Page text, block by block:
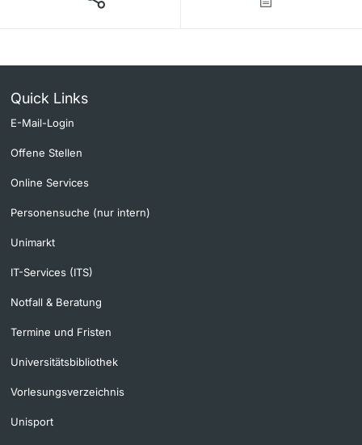
Quick Links
E-Mail-Login
Offene Stellen
Online Services
Personensuche (nur intern)
Unimarkt
IT-Services (ITS)
Notfall & Beratung
Termine und Fristen
Universitätsbibliothek
Vorlesungsverzeichnis
Unisport